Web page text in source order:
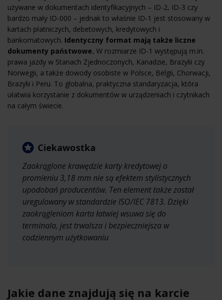
używane w dokumentach identyfikacyjnych – ID-2, ID-3 czy
bardzo mały ID-000 – jednak to właśnie ID-1 jest stosowany w
kartach płatniczych, debetowych, kredytowych i
bankomatowych. Identyczny format mają także liczne
dokumenty państwowe. W rozmiarze ID-1 występują m.in.
prawa jazdy w Stanach Zjednoczonych, Kanadzie, Brazylii czy
Norwegii, a także dowody osobiste w Polsce, Belgii, Chorwacji,
Brazylii i Peru. To globalna, praktyczna standaryzacja, która
ułatwia korzystanie z dokumentów w urządzeniach i czytnikach
na całym świecie.
Ciekawostka
Zaokrąglone krawędzie karty kredytowej o
promieniu 3,18 mm nie są efektem stylistycznych
upodobań producentów. Ten element także został
uregulowany w standardzie ISO/IEC 7813. Dzięki
zaokrągleniom karta łatwiej wsuwa się do
terminala, jest trwalsza i bezpieczniejsza w
codziennym użytkowaniu
Jakie dane znajdują się na karcie